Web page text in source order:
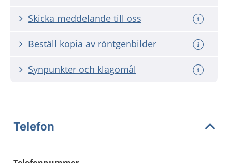
Skicka meddelande till oss
Beställ kopia av röntgenbilder
Synpunkter och klagomål
Telefon